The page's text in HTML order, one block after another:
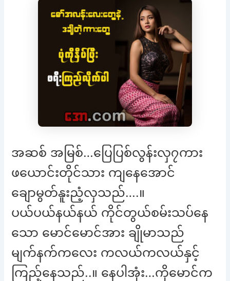
အဆစ် အမြစ်…ပြေပြစ်လွန်းလှ၇ကား
ဖယောင်းတိုင်သား ကျနေအောင်
ချောမွတ်နူးညံ့လှသည်….။
ပယ်ပယ်နယ်နယ် ကိုင်တွယ်စမ်းသပ်နေ
သော မောင်မောင်အား ချိုမာသည်
မျက်နက်ကလေး ကလယ်ကလယ်နှင့်
ကြည့်နေသည်..။ နေပါအုံး…ကိုမောင်က